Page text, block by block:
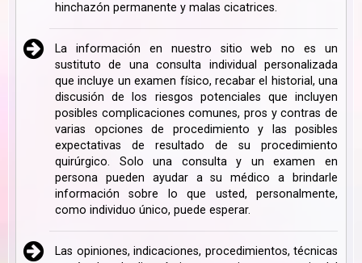
hinchazón permanente y malas cicatrices.
La información en nuestro sitio web no es un
sustituto de una consulta individual personalizada
que incluye un examen físico, recabar el historial, una
discusión de los riesgos potenciales que incluyen
posibles complicaciones comunes, pros y contras de
varias opciones de procedimiento y las posibles
expectativas de resultado de su procedimiento
quirúrgico. Solo una consulta y un examen en
persona pueden ayudar a su médico a brindarle
información sobre lo que usted, personalmente,
como individuo único, puede esperar.
Las opiniones, indicaciones, procedimientos, técnicas